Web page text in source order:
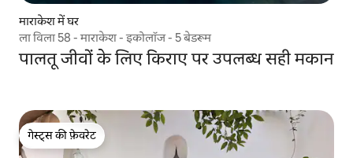
माराकेश में घर
ला विला 58 - माराकेश - इकोलॉज - 5 बेडरूम
पालतू जीवों के लिए किराए पर उपलब्ध सही मकान
गेस्ट्स की फ़ेवरेट
गेस्ट्स की फ़ेवरेट